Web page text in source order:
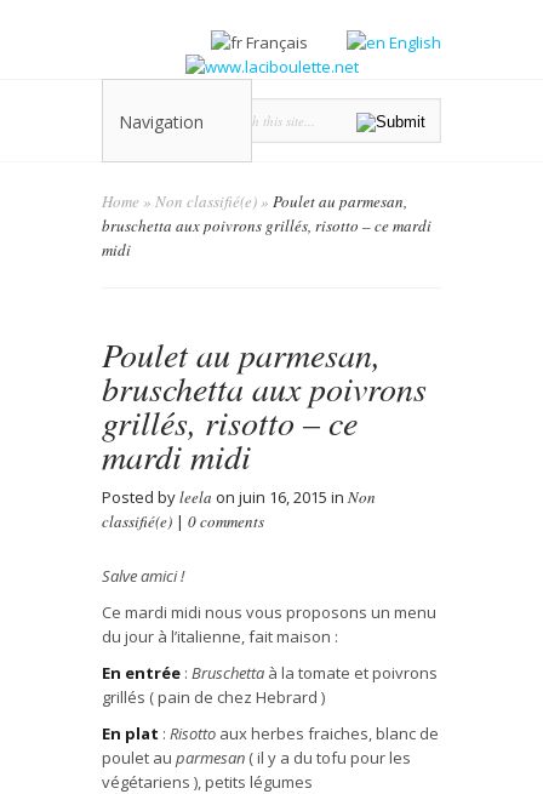
Français English
Navigation
Home » Non classifié(e)» Poulet au parmesan,
bruschetta aux poivrons grillés, risotto – ce mardi
midi
Poulet au parmesan,
bruschetta aux poivrons
grillés, risotto – ce
mardi midi
Posted byleela on juin 16, 2015 in Non
classifié(e) | 0 comments
Salve amici!
Ce mardi midi nous vous proposons un menu
du jour à l’italienne, fait maison :
En entrée : Bruschetta à la tomate et poivrons
grillés ( pain de chez Hebrard )
En plat : Risotto aux herbes fraiches, blanc de
poulet au parmesan ( il y a du tofu pour les
végétariens ), petits légumes